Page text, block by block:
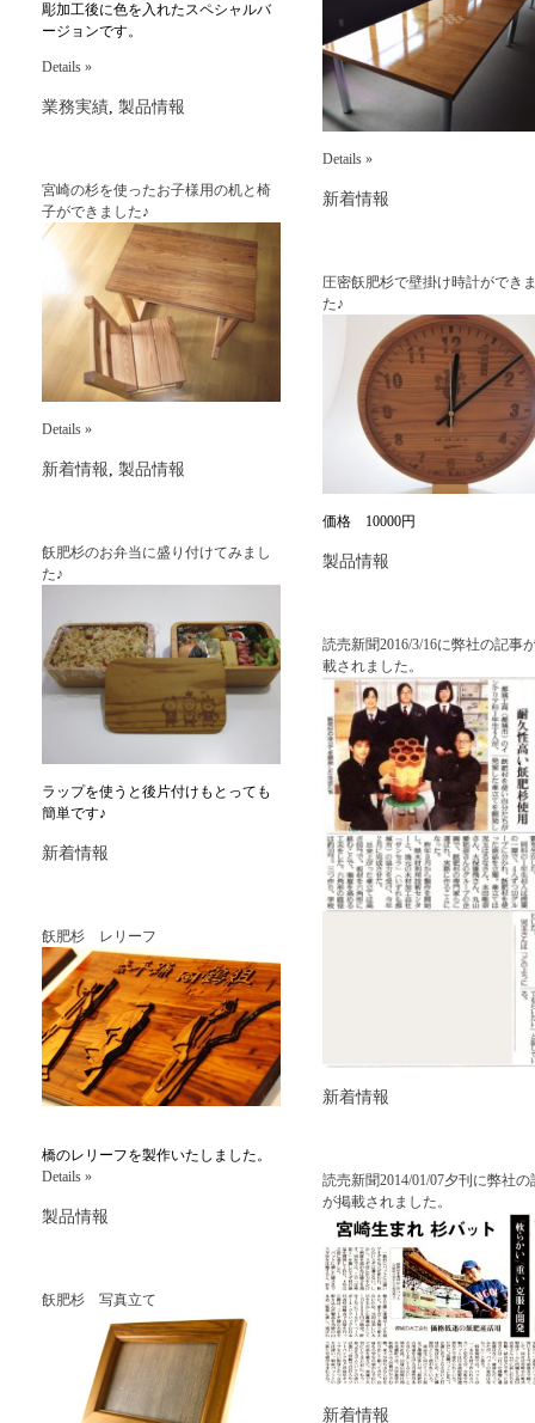
彫加工後に色を入れたスペシャルバ
ージョンです。
Details »
業務実績, 製品情報
Details »
新着情報
宮崎の杉を使ったお子様用の机と椅
子ができました♪
Details »
新着情報, 製品情報
圧密飫肥杉で壁掛け時計ができ
た♪
価格 10000円
製品情報
飫肥杉のお弁当に盛り付けてみまし
た♪
ラップを使うと後片付けもとっても
簡単です♪
新着情報
読売新聞2016/3/16に弊社の記事
載されました。
新着情報
飫肥杉 レリーフ
橋のレリーフを製作いたしました。
Details »
製品情報
読売新聞2014/01/07夕刊に弊社の
が掲載されました。
新着情報
飫肥杉 写真立て